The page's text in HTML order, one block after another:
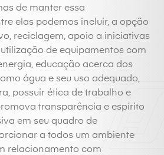
de manter essa
elas podemos incluir, a opção
reciclagem, apoio a iniciativas
de equipamentos com
educação acerca dos
água e seu uso adequado,
possuir ética de trabalho e
transparência e espírito
em seu quadro de
a todos um ambiente
relacionamento com